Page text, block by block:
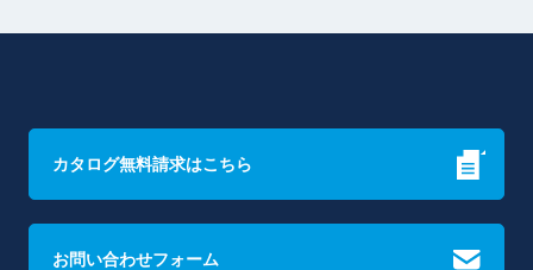
カタログ無料請求はこちら
お問い合わせフォーム